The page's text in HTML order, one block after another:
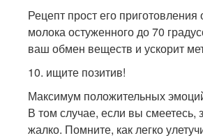
Рецепт прост его
молока остуженного до 70
ваш обмен веществ и ускорит
10. ищите позитив!
Максимум положительных
В том случае, если вы смеетесь,
жалко. Помните, как легко